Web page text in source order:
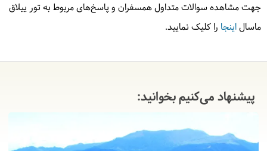
جهت مشاهده سوالات متداول همسفران و پاسخ‌های مربوط به تور ییلاق
ماسالاینجا را کلیک نمایید.
پیشنهاد می‌کنیم بخوانید: